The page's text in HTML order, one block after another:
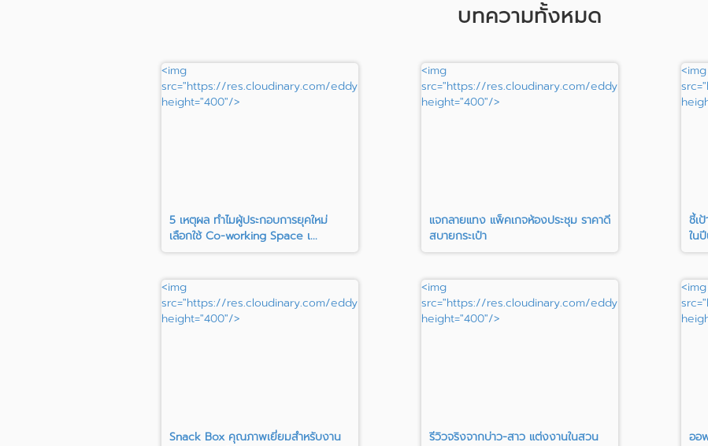
บทความทั้งหมด
<img
src="https://res.cloudinary.com/eddypisit/image/upload/c_fill,h_400/v99ejvfus9s0flznwrxl"
height="400"/>
5 เหตุผล ทำไมผู้ประกอบการยุคใหม่
เลือกใช้ Co-working Space เ...
<img
src="https://res.cloudinary.com/eddypisit/image/
height="400"/>
แจกลายแทง แพ็คเกจห้องประชุม ราคาดี
สบายกระเป๋า
<img
ชี้เ
ใน
<img
src="https://res.cloudinary.com/eddypisit/image/upload/c_fill,h_400/mxzjnhhyoravvql7csk8"
height="400"/>
Snack Box คุณภาพเยี่ยมสำหรับงาน
<img
src="https://res.cloudinary.com/eddypisit/image/
height="400"/>
รีวิวจริงจากบ่าว-สาว แต่งงานในสวน
<img
ออ